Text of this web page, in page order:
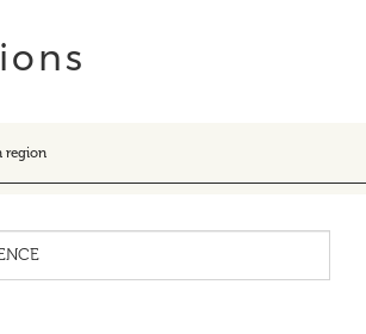
region